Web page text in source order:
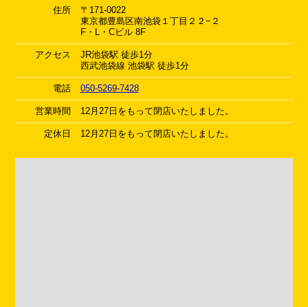
住所
〒171-0022
東京都豊島区南池袋１丁目２２−２
F・L・Cビル 8F
アクセス
JR池袋駅 徒歩1分
西武池袋線 池袋駅 徒歩1分
電話 050-5269-7428
営業時間 12月27日をもって閉店いたしました。
定休日 12月27日をもって閉店いたしました。